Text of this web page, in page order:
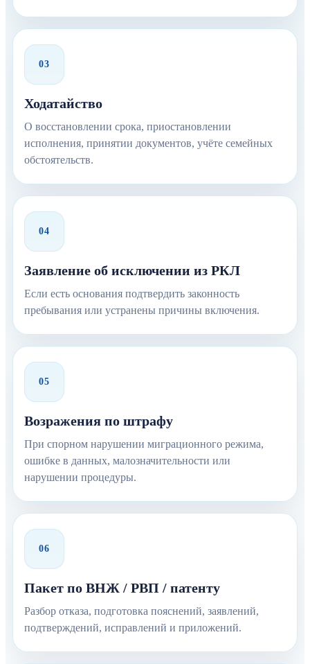
03
Ходатайство
О восстановлении срока, приостановлении
исполнения, принятии документов, учёте семейных
обстоятельств.
04
Заявление об исключении из РКЛ
Если есть основания подтвердить законность
пребывания или устранены причины включения.
05
Возражения по штрафу
При спорном нарушении миграционного режима,
ошибке в данных, малозначительности или
нарушении процедуры.
06
Пакет по ВНЖ / РВП / патенту
Разбор отказа, подготовка пояснений, заявлений,
подтверждений, исправлений и приложений.